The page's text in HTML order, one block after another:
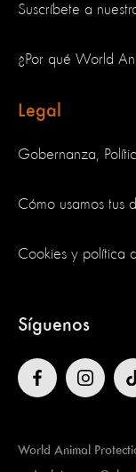
Suscríbete a
¿Por qué World
Legal
Gobernanza,
Cómo usamos tus
Cookies y política
Síguenos
World Animal